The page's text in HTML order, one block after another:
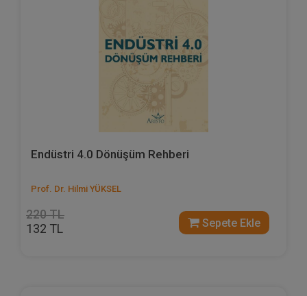
Endüstri 4.0 Dönüşüm Rehberi
Prof. Dr. Hilmi YÜKSEL
220 TL
132 TL Sepete Ekle